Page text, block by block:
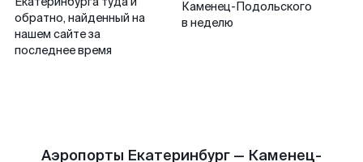
обратно, найденный на
нашем сайте за
последнее время
Каменец-Подольского
в неделю
Аэропорты Екатеринбург — Каменец-